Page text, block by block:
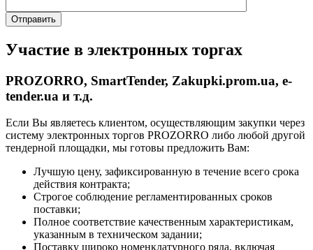
Участие в электронных торгах
PROZORRO, SmartTender, Zakupki.prom.ua, e-
tender.ua и т.д.
Если Вы являетесь клиентом, осуществляющим закупки через
систему электронных торгов PROZORRO либо любой другой
тендерной площадки, мы готовы предложить Вам:
Лучшую цену, зафиксированную в течение всего срока
действия контракта;
Строгое соблюдение регламентированных сроков
поставки;
Полное соответствие качественным характеристикам,
указанным в техническом задании;
Поставку широко номенклатурного ряда, включая